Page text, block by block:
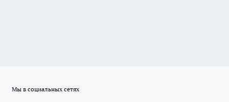
Мы в социальных сетях